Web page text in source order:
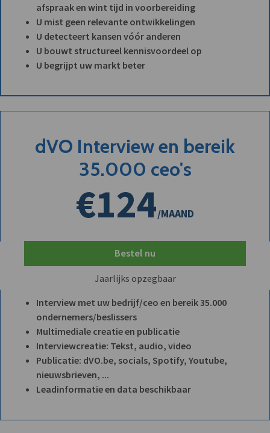
afspraak en wint tijd in voorbereiding
U mist geen relevante ontwikkelingen
U detecteert kansen vóór anderen
U bouwt structureel kennisvoordeel op
U begrijpt uw markt beter
dVO Interview en bereik
35.000 ceo's
€124/MAAND
Bestel nu
Jaarlijks opzegbaar
Interview met uw bedrijf/ceo en bereik 35.000
ondernemers/beslissers
Multimediale creatie en publicatie
Interviewcreatie: Tekst, audio, video
Publicatie: dVO.be, socials, Spotify, Youtube,
nieuwsbrieven, ...
Leadinformatie en data beschikbaar